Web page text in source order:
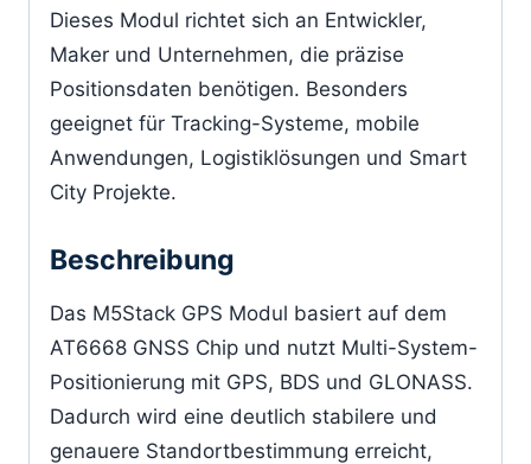
Dieses Modul richtet sich an Entwickler,
Maker und Unternehmen, die präzise
Positionsdaten benötigen. Besonders
geeignet für Tracking-Systeme, mobile
Anwendungen, Logistiklösungen und Smart
City Projekte.
Beschreibung
Das M5Stack GPS Modul basiert auf dem
AT6668 GNSS Chip und nutzt Multi-System-
Positionierung mit GPS, BDS und GLONASS.
Dadurch wird eine deutlich stabilere und
genauere Standortbestimmung erreicht,